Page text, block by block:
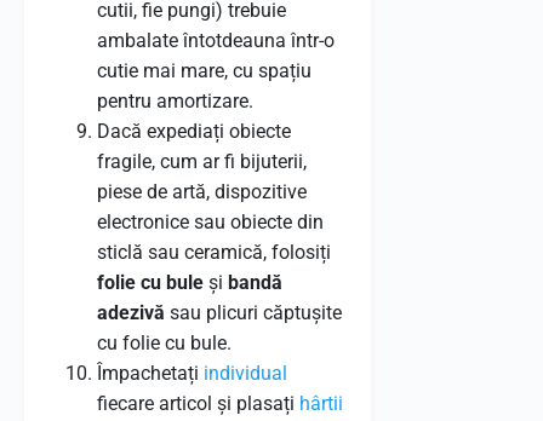
cutii, fie pungi) trebuie
ambalate întotdeauna într-o
cutie mai mare, cu spațiu
pentru amortizare.
Dacă expediați obiecte
fragile, cum ar fi bijuterii,
piese de artă, dispozitive
electronice sau obiecte din
sticlă sau ceramică, folosiți
folie cu bule și bandă
adezivă sau plicuri căptușite
cu folie cu bule.
Împachetați individual
fiecare articol și plasați hârtii